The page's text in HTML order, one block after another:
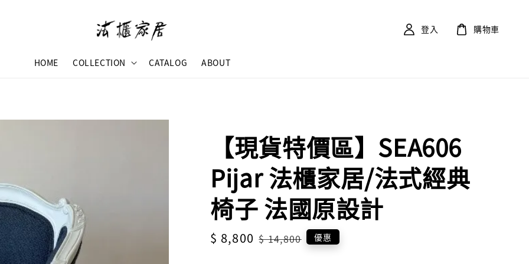
HOME COLLECTION CATALOG ABOUT
登入 購物車
【現貨特價區】SEA606
Pijar 法櫃家居/法式經典
椅子 法國原設計
Sale
$ 8,800 Regular
$ 14,800 優惠